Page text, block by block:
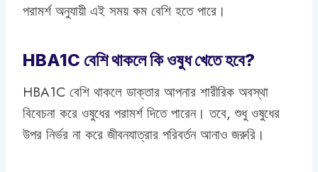
পরামর্শ অনুযায়ী এই সময় কম বেশি হতে পারে।
HBA1C বেশি থাকলে কি ওষুধ খেতে হবে?
HBA1C বেশি থাকলে ডাক্তার আপনার শারীরিক অবস্থা
বিবেচনা করে ওষুধের পরামর্শ দিতে পারেন। তবে, শুধু ওষুধের
উপর নির্ভর না করে জীবনযাত্রার পরিবর্তন আনাও জরুরি।